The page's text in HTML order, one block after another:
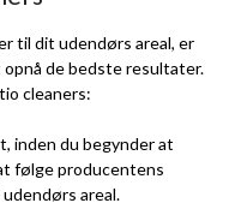
til dit udendørs areal, er
de bedste resultater.
cleaners:
inden du begynder at
følge producentens
areal.